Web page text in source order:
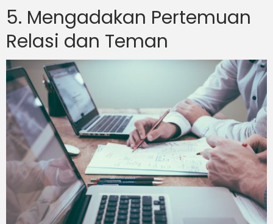
5. Mengadakan Pertemuan
Relasi dan Teman